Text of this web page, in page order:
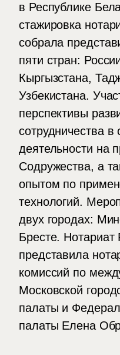
в Республике
стажировка
собрала
пяти стран:
Кыргызстана,
Узбекистана.
перспективы
сотрудничества
деятельности на
Содружества, а
опытом по
технологий.
двух городах:
Бресте. Нотариат
представила
комиссий по
Московской
палаты и
палаты Елена